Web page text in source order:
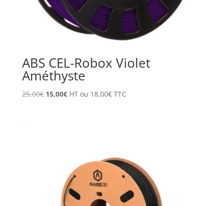
ABS CEL-Robox Violet
Améthyste
25,00€ Le
15,00€LeHT ou 18,00€TTC